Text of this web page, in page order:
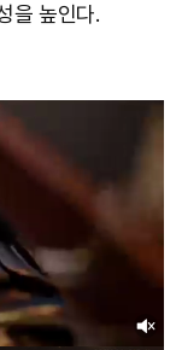
을 높인다.